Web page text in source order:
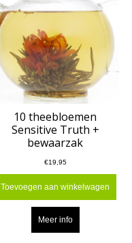
10 theebloemen
Sensitive Truth +
bewaarzak
€19,95
Toevoegen aan winkelwagen
Meer info